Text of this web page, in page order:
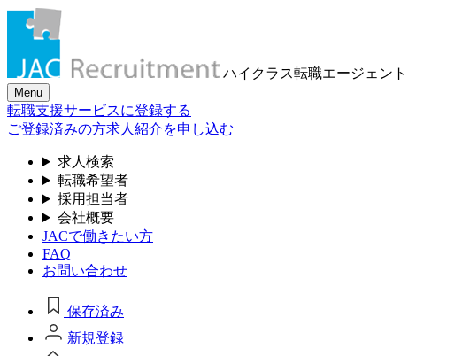
ハイクラス転職エージェント
Menu
転職支援サービスに登録する
ご登録済みの方求人紹介を申し込む
求人検索
転職希望者
採用担当者
会社概要
JACで働きたい方
FAQ
お問い合わせ
保存済み
新規登録